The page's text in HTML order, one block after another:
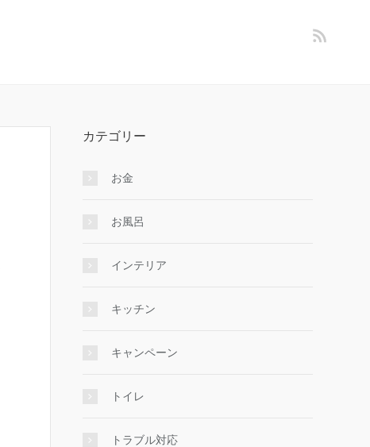
カテゴリー
お金
お風呂
インテリア
キッチン
キャンペーン
トイレ
トラブル対応